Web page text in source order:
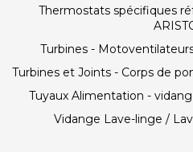
Thermostats spécifiques
Turbines -
Turbines et Joints - Corps de
Tuyaux Alimentation -
Vidange Lave-linge /